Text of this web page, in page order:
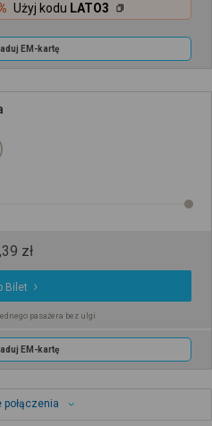
Użyj kodu LATO3
EM-kartę
39 zł
Bilet
pasażera bez ulgi
EM-kartę
połączenia